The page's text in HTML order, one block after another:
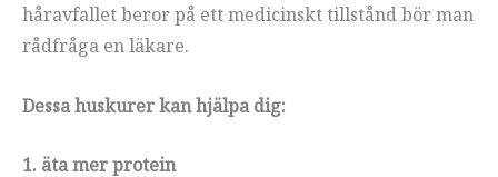
håravfallet beror på ett medicinskt tillstånd bör man
rådfråga en läkare.
Dessa huskurer kan hjälpa dig:
1. äta mer protein